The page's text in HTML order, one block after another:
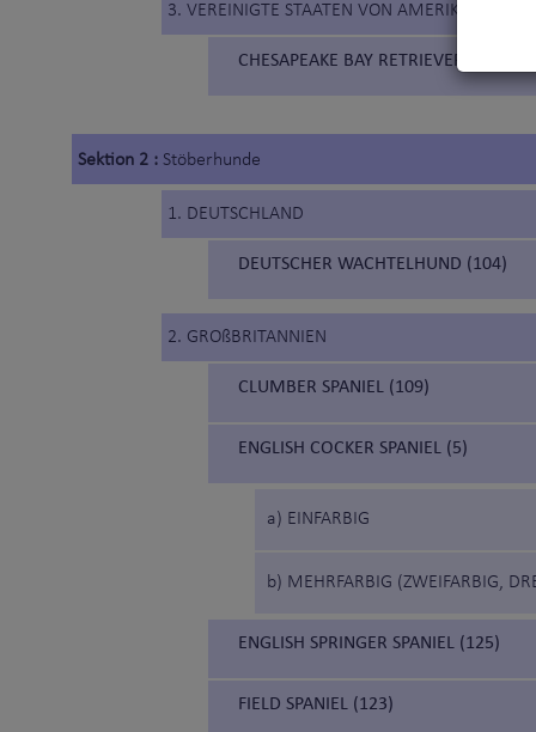
3. VEREINIGTE STAATEN VON AMERIKA
CHESAPEAKE BAY RETRIEVER (263)
Sektion 2 : Stöberhunde
1. DEUTSCHLAND
DEUTSCHER WACHTELHUND (104)
2. GROßBRITANNIEN
CLUMBER SPANIEL (109)
ENGLISH COCKER SPANIEL (5)
a) EINFARBIG
b) MEHRFARBIG (ZWEIFARBIG,
ENGLISH SPRINGER SPANIEL (125)
FIELD SPANIEL (123)